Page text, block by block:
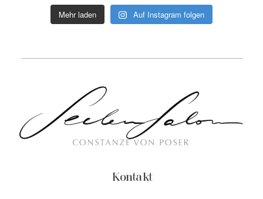
Mehr laden Auf Instagram folgen
Kontakt